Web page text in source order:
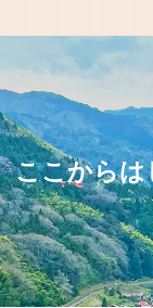
ここからは